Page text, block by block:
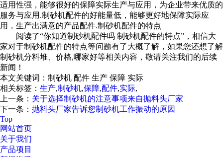
适用性强，能够很好的保障实际生产与应用，为企业带来优质的
服务与应用.制砂机配件的好能量低，能够更好地保障实际应
用，生产出满意的产品配件.制砂机配件的特点
阅读了“你知道制砂机配件吗 制砂机配件的特点”，相信大
家对于制砂机配件的特点等问题有了大概了解，如果您还想了解
制砂机分料堆、价格,哪家好等相关内容，敬请关注我们的后续
新闻！
本文关键词： 制砂机 配件 生产 保障 实际
相关标签： 生产,制砂机,保障,配件,实际,
上一条： 关于选择制砂机的注意事项来自抛料头厂家
下一条： 抛料头厂家告诉您制砂机工作振动的原因
Top
网站首页
关于我们
产品项目